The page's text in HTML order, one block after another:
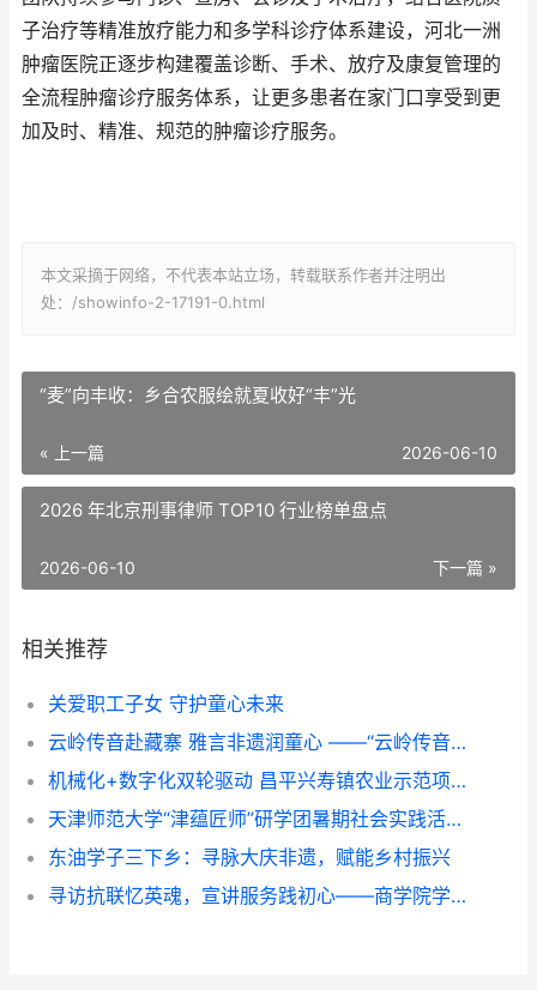
子治疗等精准放疗能力和多学科诊疗体系建设，河北一洲
肿瘤医院正逐步构建覆盖诊断、手术、放疗及康复管理的
全流程肿瘤诊疗服务体系，让更多患者在家门口享受到更
加及时、精准、规范的肿瘤诊疗服务。
本文采摘于网络，不代表本站立场，转载联系作者并注明出
处：/showinfo-2-17191-0.html
“麦”向丰收：乡合农服绘就夏收好“丰”光
« 上一篇 2026-06-10
2026 年北京刑事律师 TOP10 行业榜单盘点
下一篇 »
2026-06-10
相关推荐
关爱职工子女 守护童心未来
云岭传音赴藏寨 雅言非遗润童心 ——“云岭传音”志愿服务队赴甘堡藏寨推普实践纪实
机械化+数字化双轮驱动 昌平兴寿镇农业示范项目展示培训成果
天津师范大学“津蕴匠师”研学团暑期社会实践活动纪实
东油学子三下乡：寻脉大庆非遗，赋能乡村振兴
寻访抗联忆英魂，宣讲服务践初心——商学院学生团队三下乡纪实